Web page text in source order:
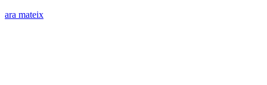
ara mateix